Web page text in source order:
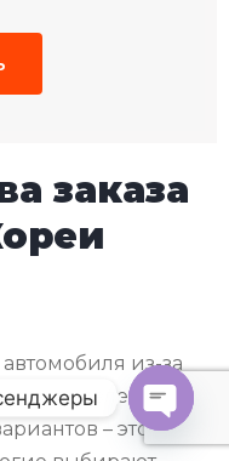
заказа
из-за
явлением.
– это заказ
O